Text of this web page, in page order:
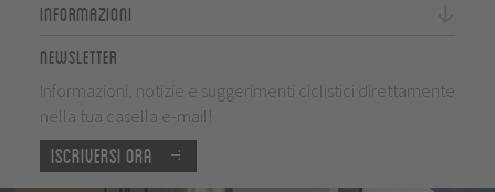
Informazioni
Newsletter
Informazioni, notizie e suggerimenti ciclistici direttamente
nella tua casella e-mail!
Iscriversi ora